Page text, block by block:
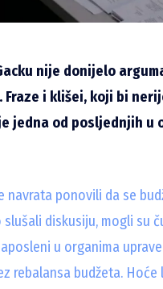
nije donijelo
i klišei, koji bi
jedna od posljednjih u
navrata ponovili da se
diskusiju, mogli su
u organima
rebalansa budžeta. Hoće